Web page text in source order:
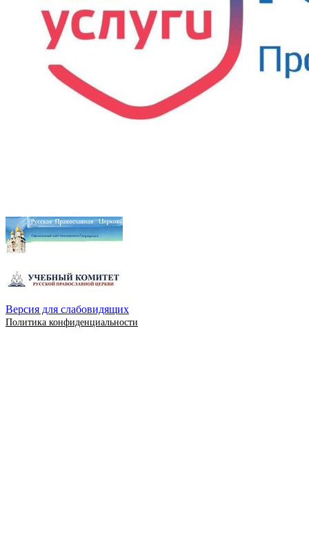
Версия для слабовидящих
Политика конфиденциальности